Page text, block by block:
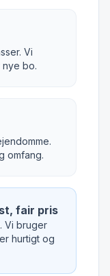
Vi
bo.
omfang.
fair pris
Vi bruger
hurtigt og